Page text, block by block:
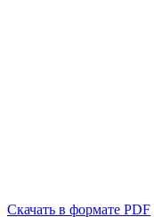
Скачать в формате PDF